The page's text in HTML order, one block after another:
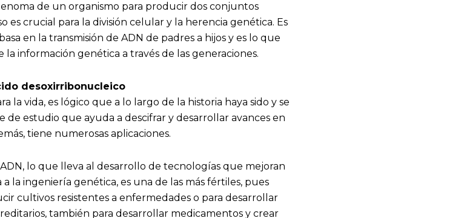
de un organismo para producir dos conjuntos
es crucial para la división celular y la herencia genética. Es
en la transmisión de ADN de padres a hijos y es lo que
información genética a través de las generaciones.
desoxirribonucleico
la vida, es lógico que a lo largo de la historia haya sido y se
estudio que ayuda a descifrar y desarrollar avances en
tiene numerosas aplicaciones.
lo que lleva al desarrollo de tecnologías que mejoran
la ingeniería genética, es una de las más fértiles, pues
cultivos resistentes a enfermedades o para desarrollar
también para desarrollar medicamentos y crear